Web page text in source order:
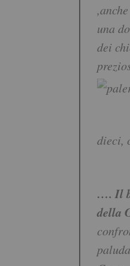
una
dei
dieci,
…. Il
della